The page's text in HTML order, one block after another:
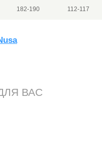
182-190 112-117
ВАС